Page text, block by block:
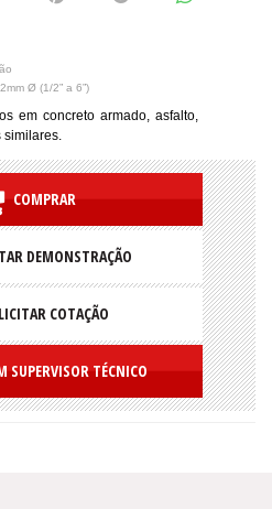
Ø (1/2” a 6”)
em concreto armado, asfalto,
COMPRAR
DEMONSTRAÇÃO
COTAÇÃO
SUPERVISOR TÉCNICO